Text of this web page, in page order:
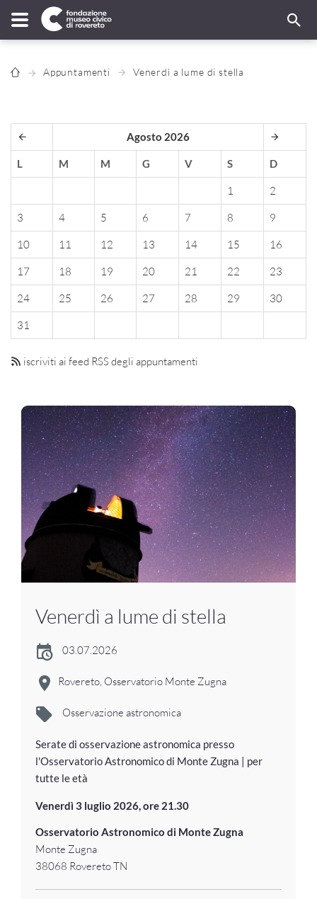
Appuntamenti Venerdì a lume di stella
Agosto 2026
L M M G V S D
1
2
3
4 5 6 7 8
9
10
11 12 13 14 15
16
17
18 19 20 21 22
23
24
25 26 27 28 29
30
31
iscriviti ai feed RSS degli appuntamenti
Venerdì a lume di stella
03.07.2026
Rovereto, Osservatorio Monte Zugna
Osservazione astronomica
Serate di osservazione astronomica presso
l'Osservatorio Astronomico di Monte Zugna | per
tutte le età
Venerdì 3 luglio 2026, ore 21.30
Osservatorio Astronomico di Monte Zugna
Monte Zugna
38068 Rovereto TN